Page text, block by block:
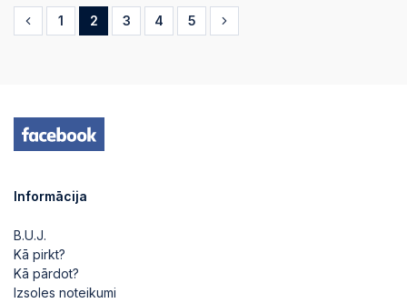
1 2 3 4 5
Informācija
B.U.J.
Kā pirkt?
Kā pārdot?
Izsoles noteikumi